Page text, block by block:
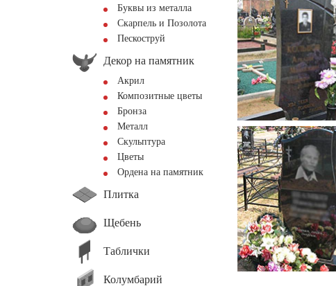
Буквы из металла
Скарпель и Позолота
Пескоструй
Декор на памятник
Акрил
Композитные цветы
Бронза
Металл
Скульптура
Цветы
Ордена на памятник
Плитка
Щебень
Таблички
Колумбарий